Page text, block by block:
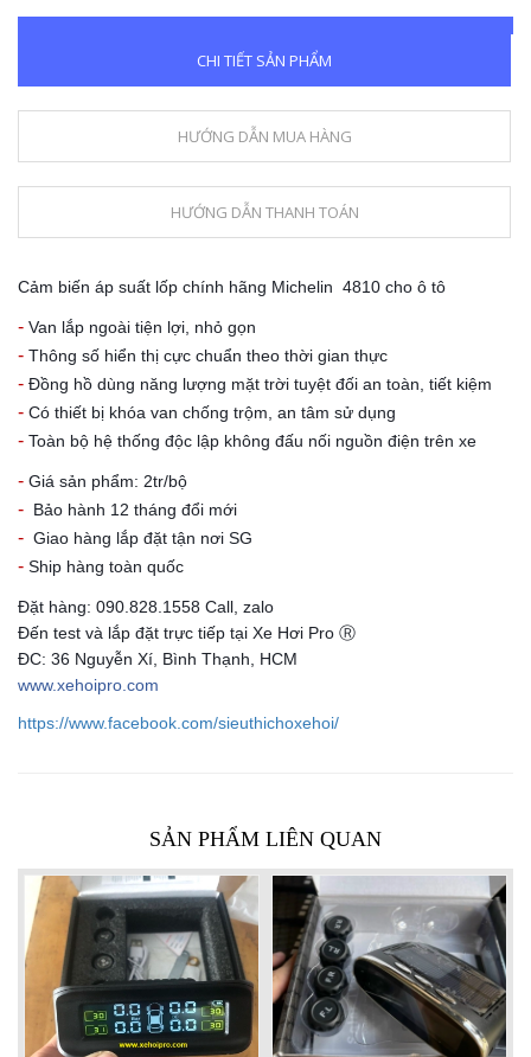
CHI TIẾT SẢN PHẨM
HƯỚNG DẪN MUA HÀNG
HƯỚNG DẪN THANH TOÁN
Cảm biến áp suất lốp chính hãng Michelin 4810 cho ô tô
- Van lắp ngoài tiện lợi, nhỏ gọn
- Thông số hiển thị cực chuẩn theo thời gian thực
- Đồng hồ dùng năng lượng mặt trời tuyệt đối an toàn, tiết kiệm
- Có thiết bị khóa van chống trộm, an tâm sử dụng
- Toàn bộ hệ thống độc lập không đấu nối nguồn điện trên xe
- Giá sản phẩm: 2tr/bộ
- Bảo hành 12 tháng đổi mới
- Giao hàng lắp đặt tận nơi SG
- Ship hàng toàn quốc
Đặt hàng: 090.828.1558 Call, zalo
Đến test và lắp đặt trực tiếp tại Xe Hơi Pro Ⓡ
ĐC: 36 Nguyễn Xí, Bình Thạnh, HCM
www.xehoipro.com
https://www.facebook.com/sieuthichoxehoi/
SẢN PHẨM LIÊN QUAN